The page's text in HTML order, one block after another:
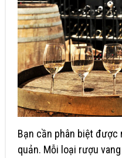
Bạn cần phân biệt
quản. Mỗi loại rượu